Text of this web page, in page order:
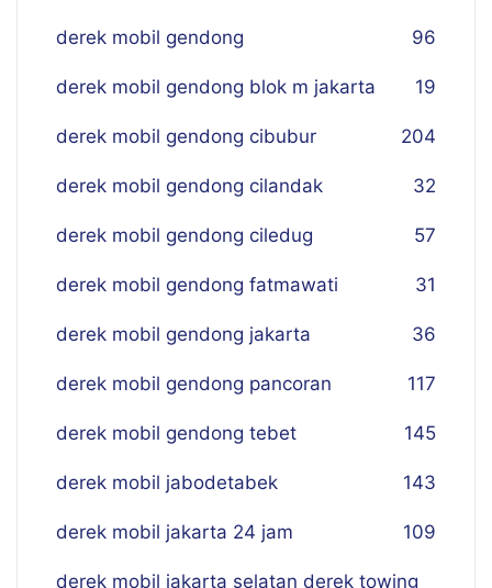
derek mobil gendong 96
derek mobil gendong blok m jakarta 19
derek mobil gendong cibubur 204
derek mobil gendong cilandak 32
derek mobil gendong ciledug 57
derek mobil gendong fatmawati 31
derek mobil gendong jakarta 36
derek mobil gendong pancoran 117
derek mobil gendong tebet 145
derek mobil jabodetabek 143
derek mobil jakarta 24 jam 109
derek mobil jakarta selatan derek towing